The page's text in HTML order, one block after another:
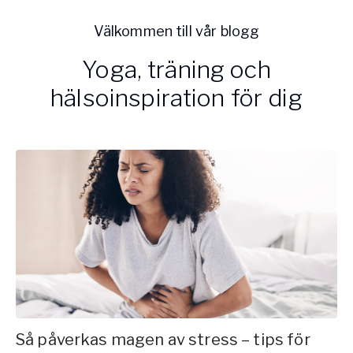
Så stöttar Yogobe patienter, förskrivare och sjukvården
Fysisk aktivitet på recept
Företag
Stöd till arbetsgivare, försäkringsbolag & organisationer
Pausa Smart
Yogobe för yogalärare
Hotell & Konferens
Välkommen till vår blogg
Yoga, träning och
hälsoinspiration för dig
Så påverkas magen av stress – tips för